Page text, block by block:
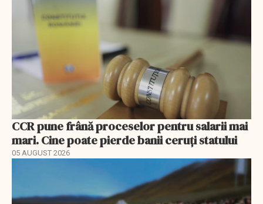
CCR pune frână proceselor pentru salarii mai
mari. Cine poate pierde banii ceruți statului
05 AUGUST 2026